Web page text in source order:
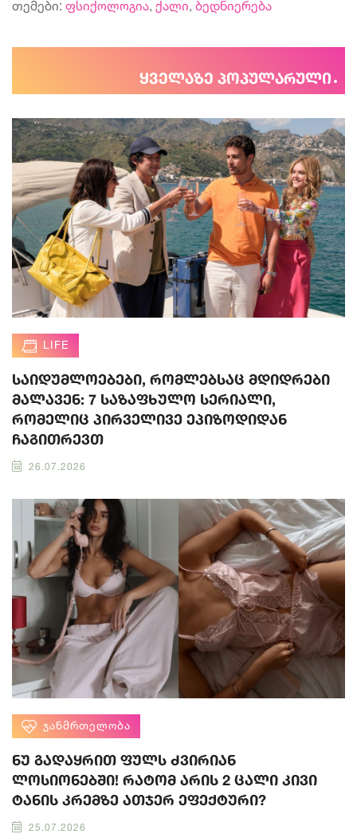
თემები: ფსიქოლოგია, ქალი, ბედნიერება
ყველაზე პოპულარული
LIFE
საიდუმლოებები, რომლებსაც მდიდრები
მალავენ: 7 საზაფხულო სერიალი,
რომელიც პირველივე ეპიზოდიდან
ჩაგითრევთ
26.07.2026
ᲯᲐᲜᲛᲠᲗᲔᲚᲝᲑᲐ
ნუ გადაყრით ფულს ძვირიან
ლოსიონებში! რატომ არის 2 ცალი კივი
ტანის კრემზე ათჯერ ეფექტური?
25.07.2026